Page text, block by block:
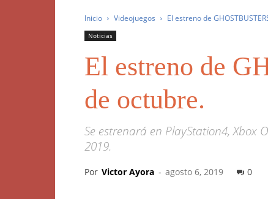
Inicio Videojuegos El estreno de
Noticias
El estreno de
de octubre.
Se estrenará en PlayStation4, Xbox
2019.
Por Victor Ayora - agosto 6, 2019 0